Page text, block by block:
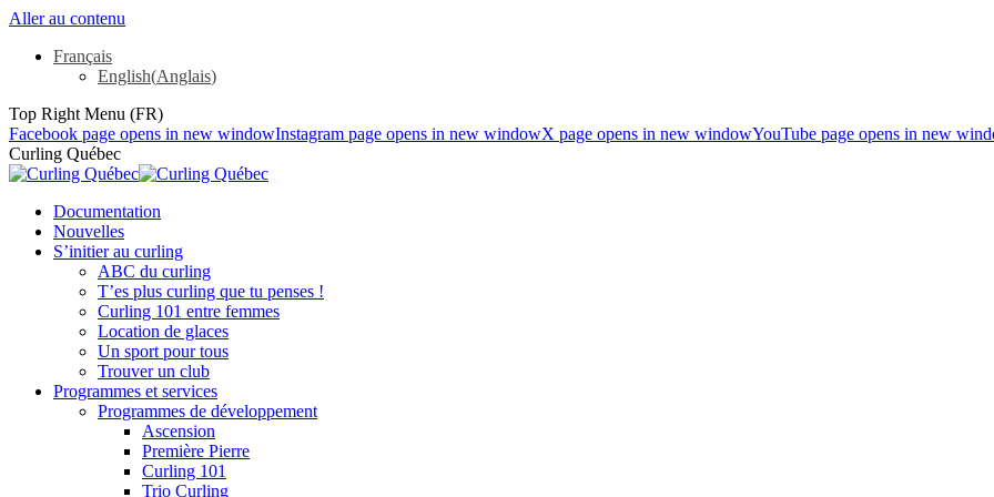
Aller au contenu
Français
English(Anglais)
Top Right Menu (FR)
Facebook page opens in new windowInstagram page opens in new windowX page opens in new windowYouTube page opens in new
Curling Québec
Documentation
Nouvelles
S’initier au curling
ABC du curling
T’es plus curling que tu penses !
Curling 101 entre femmes
Location de glaces
Un sport pour tous
Trouver un club
Programmes et services
Programmes de développement
Ascension
Première Pierre
Curling 101
Trio Curling